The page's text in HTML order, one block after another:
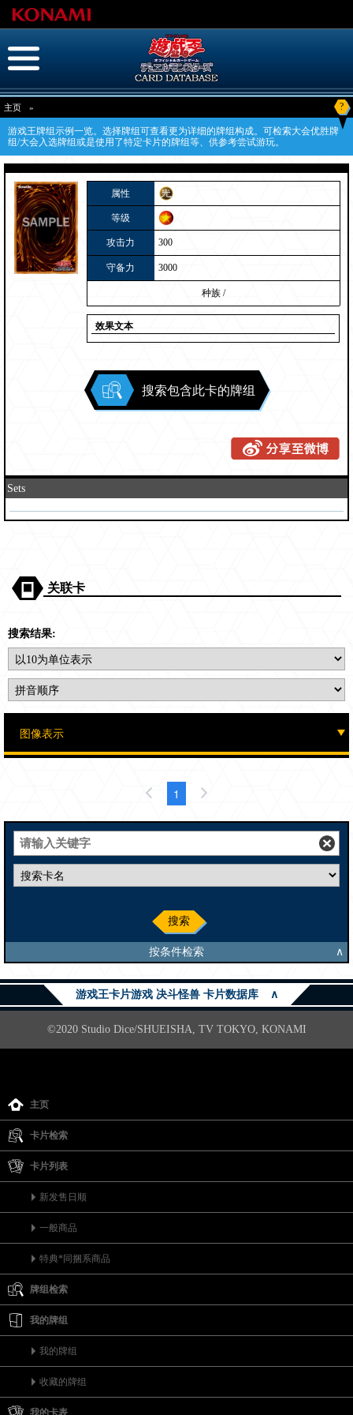
主页 » ?
游戏王牌组示例一览。选择牌组可查看更为详细的牌组构成。可检索大会优胜牌
组/大会入选牌组或是使用了特定卡片的牌组等、供参考尝试游玩。
属性
等级
攻击力 300
守备力 3000
种族 /
效果文本
搜索包含此卡的牌组
Sets
关联卡
搜索结果:
1
搜索
按条件检索 ∧
游戏王卡片游戏 决斗怪兽 卡片数据库 ∧
©2020 Studio Dice/SHUEISHA, TV TOKYO, KONAMI
主页
卡片检索
卡片列表
新发售日顺
一般商品
特典*同捆系商品
牌组检索
我的牌组
我的牌组
收藏的牌组
我的卡表